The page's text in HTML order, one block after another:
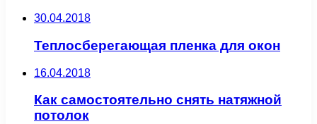
30.04.2018
Теплосберегающая пленка для окон
16.04.2018
Как самостоятельно снять натяжной
потолок